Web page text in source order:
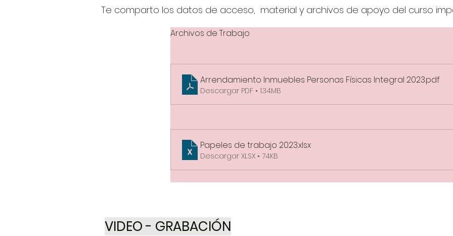
Te comparto los datos de acceso, material y archivos de apoyo del curso
Archivos de Trabajo
Arrendamiento Inmuebles Personas Físicas Integral 2023.pdf
Descargar PDF • 1.34MB
Papeles de trabajo 2023.xlsx
Descargar XLSX • 74KB
VIDEO - GRABACIÓN